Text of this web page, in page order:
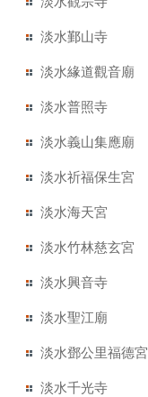
淡水鄞山寺
淡水緣道觀音廟
淡水普照寺
淡水義山集應廟
淡水祈福保生宮
淡水海天宮
淡水竹林慈玄宮
淡水興音寺
淡水聖江廟
淡水鄧公里福德宮
淡水千光寺